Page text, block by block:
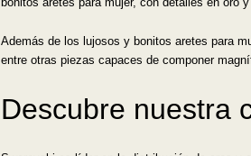
Además de los lujosos y bonitos aretes para
entre otras piezas capaces de componer
Descubre nuestra